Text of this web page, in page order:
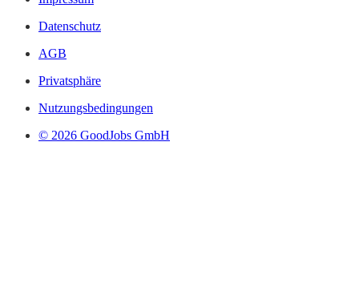
Datenschutz
AGB
Privatsphäre
Nutzungsbedingungen
© 2026 GoodJobs GmbH